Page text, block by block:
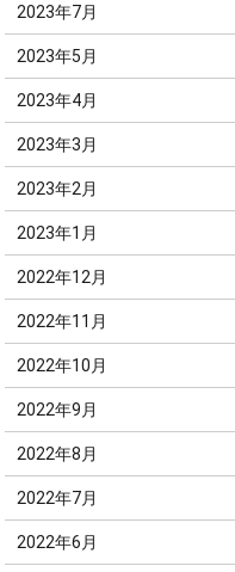
2023年7月
2023年5月
2023年4月
2023年3月
2023年2月
2023年1月
2022年12月
2022年11月
2022年10月
2022年9月
2022年8月
2022年7月
2022年6月